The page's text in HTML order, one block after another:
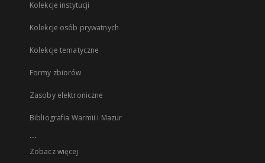
Kolekcje instytucji
Kolekcje osób prywatnych
Kolekcje tematyczne
Formy zbiorów
Zasoby elektroniczne
Bibliografia Warmii i Mazur
...
Zobacz więcej